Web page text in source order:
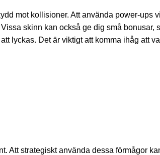
mot kollisioner. Att använda power-ups
skinn kan också ge dig små
lyckas. Det är viktigt att komma ihåg att
Att strategiskt använda dessa förmågor